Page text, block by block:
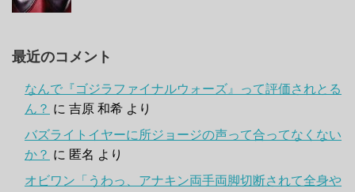
最近のコメント
なんで『ゴジラファイナルウォーズ』って評価されとる
ん？ に 吉原 和希 より
バズライトイヤーに所ジョージの声って合ってなくない
か？ に 匿名 より
オビワン「うわっ、アナキン両手両脚切断されて全身や